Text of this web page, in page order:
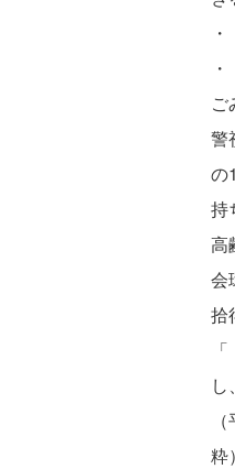
ご
警
の
持
高
会
拾
粋